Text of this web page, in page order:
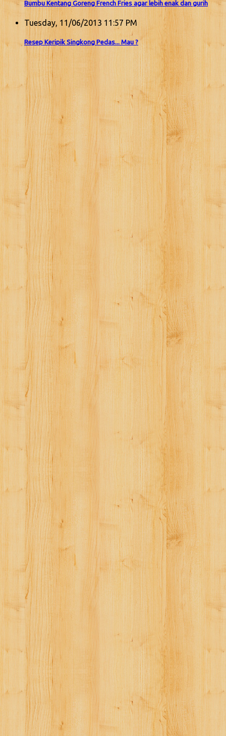
Bumbu Kentang Goreng French Fries agar lebih enak dan gurih
Tuesday, 11/06/2013 11:57 PM
Resep Keripik Singkong Pedas... Mau ?